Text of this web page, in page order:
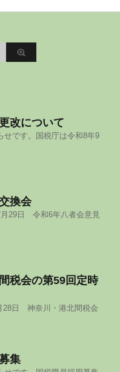
改について
せです。国税庁は令和8年9
換会
月29日 令和6年八者会意見
税会の第59回定時
28日 神奈川・港北間税会
集